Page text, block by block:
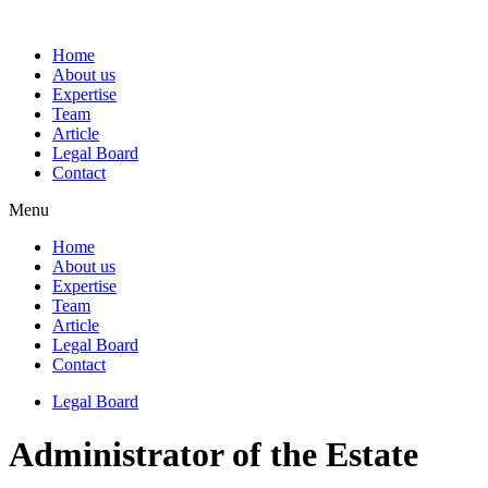
Home
About us
Expertise
Team
Article
Legal Board
Contact
Menu
Home
About us
Expertise
Team
Article
Legal Board
Contact
Legal Board
Administrator of the Estate